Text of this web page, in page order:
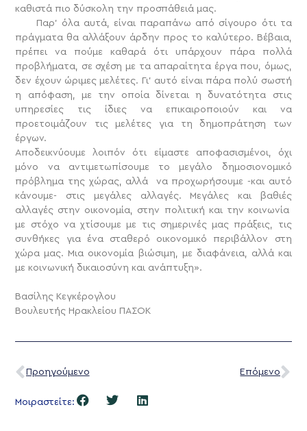
καθιστά πιο δύσκολη την προσπάθειά μας.
Παρ’ όλα αυτά, είναι παραπάνω από σίγουρο ότι τα
πράγματα θα αλλάξουν άρδην προς το καλύτερο. Βέβαια,
πρέπει να πούμε καθαρά ότι υπάρχουν πάρα πολλά
προβλήματα, σε σχέση με τα απαραίτητα έργα που, όμως,
δεν έχουν ώριμες μελέτες. Γι’ αυτό είναι πάρα πολύ σωστή
η απόφαση, με την οποία δίνεται η δυνατότητα στις
υπηρεσίες τις ίδιες να επικαιροποιούν και να
προετοιμάζουν τις μελέτες για τη δημοπράτηση των
έργων.
Αποδεικνύουμε λοιπόν ότι είμαστε αποφασισμένοι, όχι
μόνο να αντιμετωπίσουμε το μεγάλο δημοσιονομικό
πρόβλημα της χώρας, αλλά να προχωρήσουμε -και αυτό
κάνουμε- στις μεγάλες αλλαγές. Μεγάλες και βαθιές
αλλαγές στην οικονομία, στην πολιτική και την κοινωνία
με στόχο να χτίσουμε με τις σημερινές μας πράξεις, τις
συνθήκες για ένα σταθερό οικονομικό περιβάλλον στη
χώρα μας. Μια οικονομία βιώσιμη, με διαφάνεια, αλλά και
με κοινωνική δικαιοσύνη και ανάπτυξη».
Βασίλης Κεγκέρογλου
Βουλευτής Ηρακλείου ΠΑΣΟΚ
Προηγούμενο Επόμενο
Μοιραστείτε: